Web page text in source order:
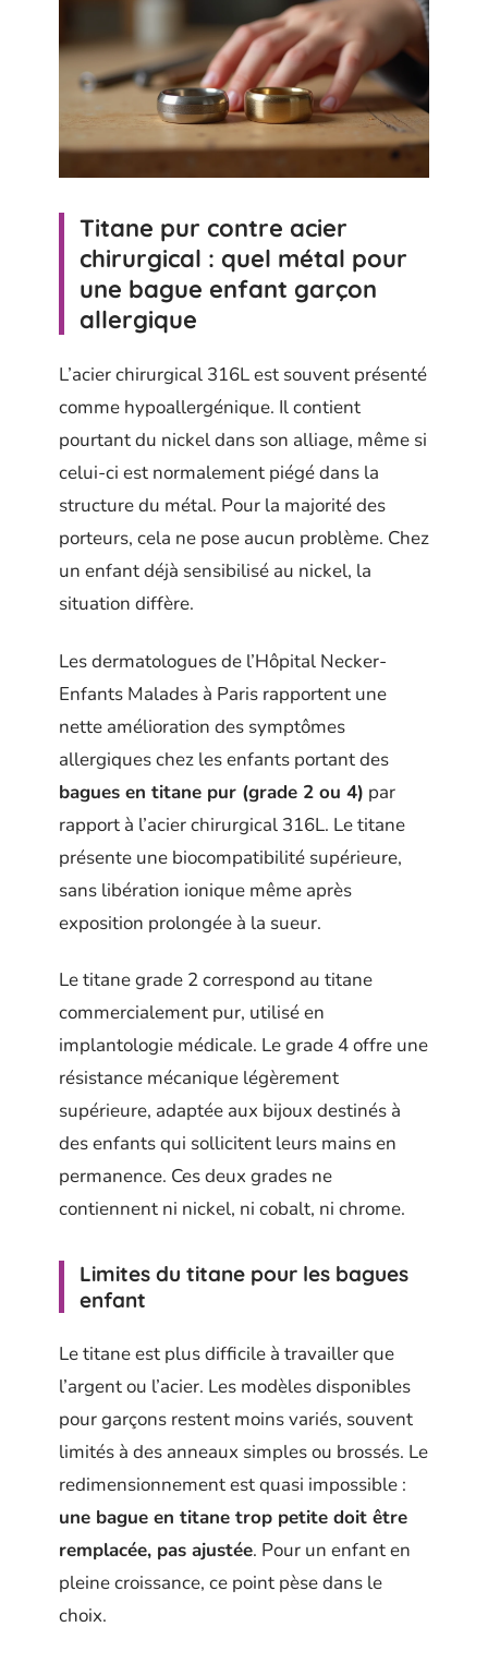
Titane pur contre acier
chirurgical : quel métal pour
une bague enfant garçon
allergique
L’acier chirurgical 316L est souvent présenté
comme hypoallergénique. Il contient
pourtant du nickel dans son alliage, même si
celui-ci est normalement piégé dans la
structure du métal. Pour la majorité des
porteurs, cela ne pose aucun problème. Chez
un enfant déjà sensibilisé au nickel, la
situation diffère.
Les dermatologues de l’Hôpital Necker-
Enfants Malades à Paris rapportent une
nette amélioration des symptômes
allergiques chez les enfants portant des
bagues en titane pur (grade 2 ou 4) par
rapport à l’acier chirurgical 316L. Le titane
présente une biocompatibilité supérieure,
sans libération ionique même après
exposition prolongée à la sueur.
Le titane grade 2 correspond au titane
commercialement pur, utilisé en
implantologie médicale. Le grade 4 offre une
résistance mécanique légèrement
supérieure, adaptée aux bijoux destinés à
des enfants qui sollicitent leurs mains en
permanence. Ces deux grades ne
contiennent ni nickel, ni cobalt, ni chrome.
Limites du titane pour les bagues
enfant
Le titane est plus difficile à travailler que
l’argent ou l’acier. Les modèles disponibles
pour garçons restent moins variés, souvent
limités à des anneaux simples ou brossés. Le
redimensionnement est quasi impossible :
une bague en titane trop petite doit être
remplacée, pas ajustée. Pour un enfant en
pleine croissance, ce point pèse dans le
choix.